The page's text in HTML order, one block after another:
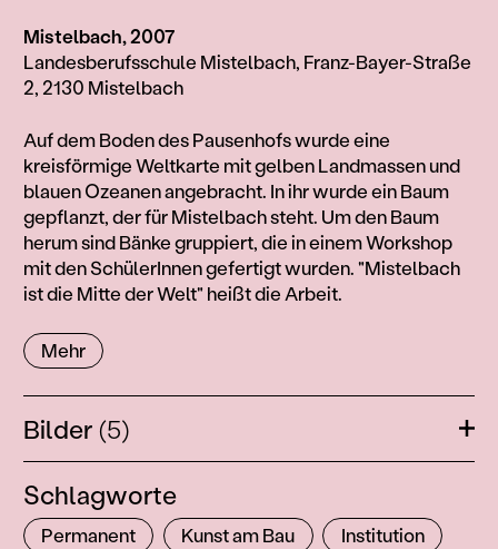
Mistelbach, 2007
Landesberufsschule Mistelbach, Franz-Bayer-Straße
2, 2130 Mistelbach
Information
Auf dem Boden des Pausenhofs wurde eine
kreisförmige Weltkarte mit gelben Landmassen und
blauen Ozeanen angebracht. In ihr wurde ein Baum
gepflanzt, der für Mistelbach steht. Um den Baum
herum sind Bänke gruppiert, die in einem Workshop
mit den SchülerInnen gefertigt wurden. "Mistelbach
ist die Mitte der Welt" heißt die Arbeit.
Mehr
Bilder (5)
Schlagworte
Permanent Kunst am Bau
Institution